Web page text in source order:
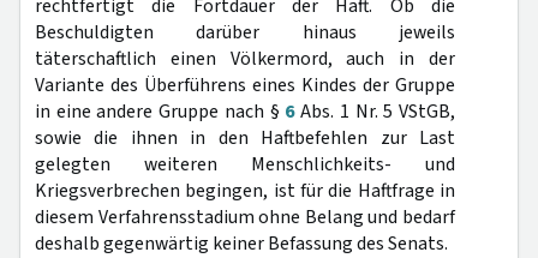
rechtfertigt die Fortdauer der Haft. Ob die
Beschuldigten darüber hinaus jeweils
täterschaftlich einen Völkermord, auch in der
Variante des Überführens eines Kindes der Gruppe
in eine andere Gruppe nach § 6Abs. 1 Nr. 5 VStGB,
sowie die ihnen in den Haftbefehlen zur Last
gelegten weiteren Menschlichkeits- und
Kriegsverbrechen begingen, ist für die Haftfrage in
diesem Verfahrensstadium ohne Belang und bedarf
deshalb gegenwärtig keiner Befassung des Senats.